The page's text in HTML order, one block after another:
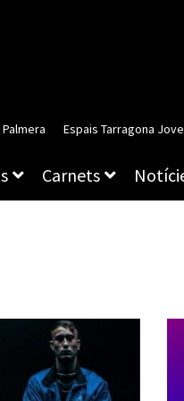
Espais Tarragona Jove
Carnets